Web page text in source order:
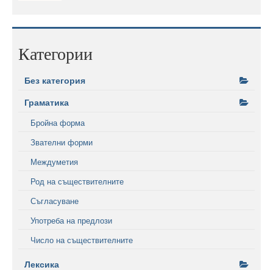
Категории
Без категория
Граматика
Бройна форма
Звателни форми
Междуметия
Род на съществителните
Съгласуване
Употреба на предлози
Число на съществителните
Лексика